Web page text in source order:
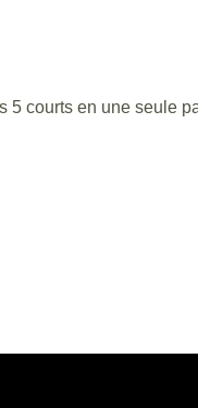
5 courts en une seule